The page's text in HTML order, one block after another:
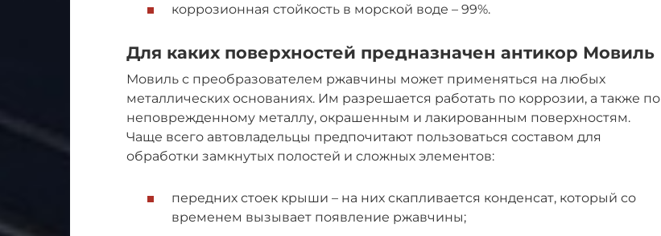
коррозионная стойкость в морской воде – 99%.
Для каких поверхностей предназначен антикор Мовиль
Мовиль с преобразователем ржавчины может применяться на любых
металлических основаниях. Им разрешается работать по коррозии, а также по
неповрежденному металлу, окрашенным и лакированным поверхностям.
Чаще всего автовладельцы предпочитают пользоваться составом для
обработки замкнутых полостей и сложных элементов:
передних стоек крыши – на них скапливается конденсат, который со
временем вызывает появление ржавчины;